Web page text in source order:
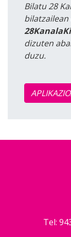
Bilatu 28
dizuten
duzu.
Tel: